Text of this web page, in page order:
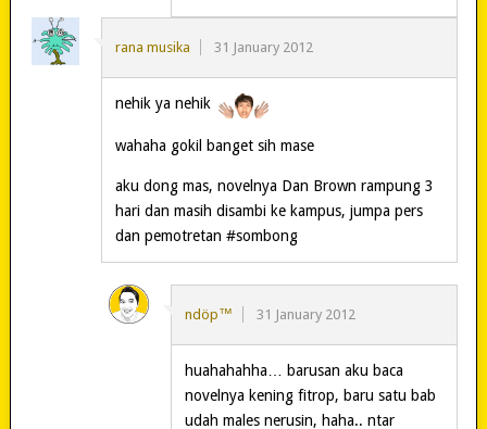
rana musika 31 January 2012
nehik ya nehik
wahaha gokil banget sih mase
aku dong mas, novelnya Dan Brown rampung 3
hari dan masih disambi ke kampus, jumpa pers
dan pemotretan #sombong
ndöp™ 31 January 2012
huahahahha… barusan aku baca
novelnya kening fitrop, baru satu bab
udah males nerusin, haha.. ntar